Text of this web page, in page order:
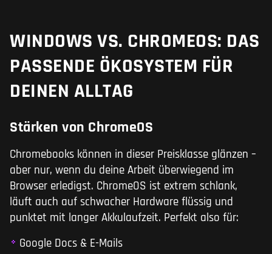
WINDOWS VS. CHROMEOS: DAS
PASSENDE ÖKOSYSTEM FÜR
DEINEN ALLTAG
Stärken von ChromeOS
Chromebooks können in dieser Preisklasse glänzen –
aber nur, wenn du deine Arbeit überwiegend im
Browser erledigst. ChromeOS ist extrem schlank,
läuft auch auf schwacher Hardware flüssig und
punktet mit langer Akkulaufzeit. Perfekt also für:
Google Docs & E-Mails